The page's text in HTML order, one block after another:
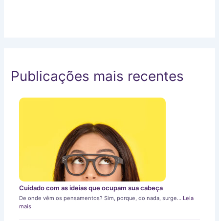
Publicações mais recentes
Cuidado com as ideias que ocupam sua cabeça
De onde vêm os pensamentos? Sim, porque, do nada, surge… Leia
mais